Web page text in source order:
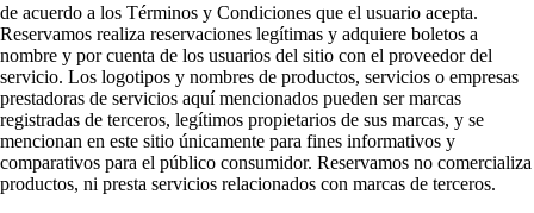
de acuerdo a los Términos y Condiciones que el usuario acepta.
Reservamos realiza reservaciones legítimas y adquiere boletos a
nombre y por cuenta de los usuarios del sitio con el proveedor del
servicio. Los logotipos y nombres de productos, servicios o empresas
prestadoras de servicios aquí mencionados pueden ser marcas
registradas de terceros, legítimos propietarios de sus marcas, y se
mencionan en este sitio únicamente para fines informativos y
comparativos para el público consumidor. Reservamos no comercializa
productos, ni presta servicios relacionados con marcas de terceros.